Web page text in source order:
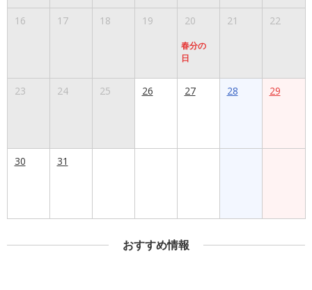
16 17 18 19 20
春分の
日
21 22
23 24 25 26 27 28 29
30 31
おすすめ情報